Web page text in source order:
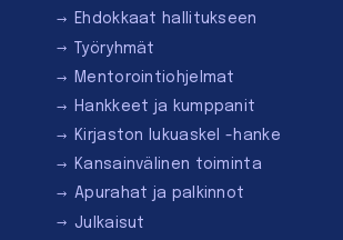
Ehdokkaat hallitukseen
Työryhmät
Mentorointi­ohjelmat
Hankkeet ja kumppanit
Kirjaston lukuaskel -hanke
Kansainvälinen toiminta
Apurahat ja palkinnot
Julkaisut